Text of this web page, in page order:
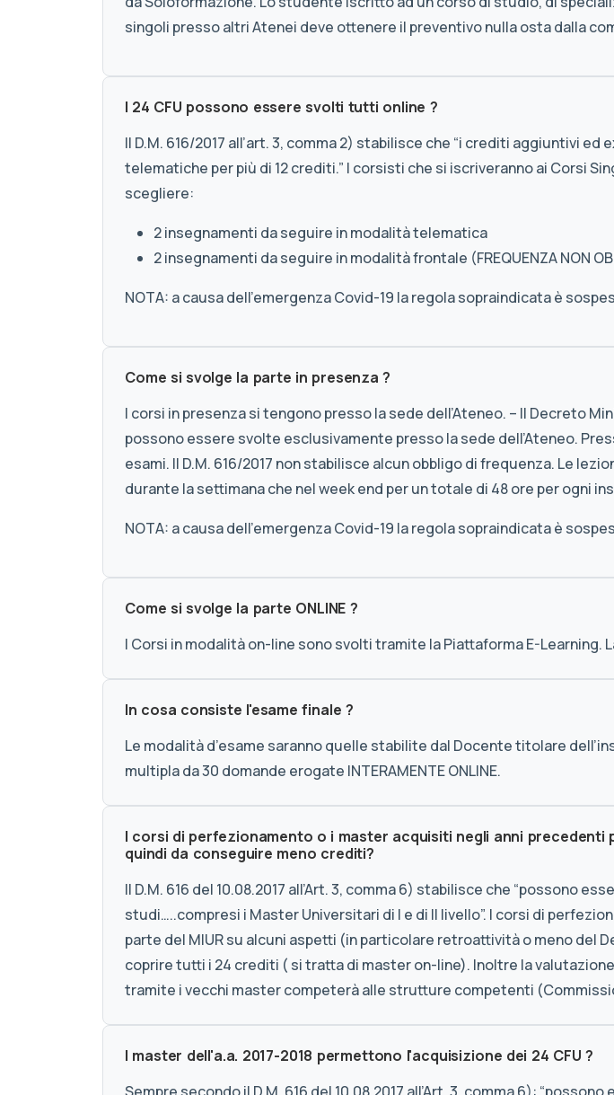
singoli presso altri Atenei deve ottenere il preventivo nulla osta dalla
I 24 CFU possono essere svolti tutti online ?
Il D.M. 616/2017 all’art. 3, comma 2) stabilisce che “i crediti aggiuntivi
telematiche per più di 12 crediti.” I corsisti che si iscriveranno ai Corsi
scegliere:
2 insegnamenti da seguire in modalità telematica
2 insegnamenti da seguire in modalità frontale (FREQUENZA NON
NOTA: a causa dell'emergenza Covid-19 la regola sopraindicata è
Come si svolge la parte in presenza ?
I corsi in presenza si tengono presso la sede dell’Ateneo. – Il Decreto
possono essere svolte esclusivamente presso la sede dell’Ateneo.
esami. Il D.M. 616/2017 non stabilisce alcun obbligo di frequenza. Le
durante la settimana che nel week end per un totale di 48 ore per ogni
NOTA: a causa dell'emergenza Covid-19 la regola sopraindicata è
Come si svolge la parte ONLINE ?
I Corsi in modalità on-line sono svolti tramite la Piattaforma E-
In cosa consiste l'esame finale ?
Le modalità d’esame saranno quelle stabilite dal Docente titolare
multipla da 30 domande erogate INTERAMENTE ONLINE.
I corsi di perfezionamento o i master acquisiti negli anni
quindi da conseguire meno crediti?
Il D.M. 616 del 10.08.2017 all’Art. 3, comma 6) stabilisce che “possono
studi…..compresi i Master Universitari di I e di II livello”. I corsi di
parte del MIUR su alcuni aspetti (in particolare retroattività o meno del
coprire tutti i 24 crediti ( si tratta di master on-line). Inoltre la
tramite i vecchi master competerà alle strutture competenti
I master dell'a.a. 2017-2018 permettono l'acquisizione dei 24 CFU ?